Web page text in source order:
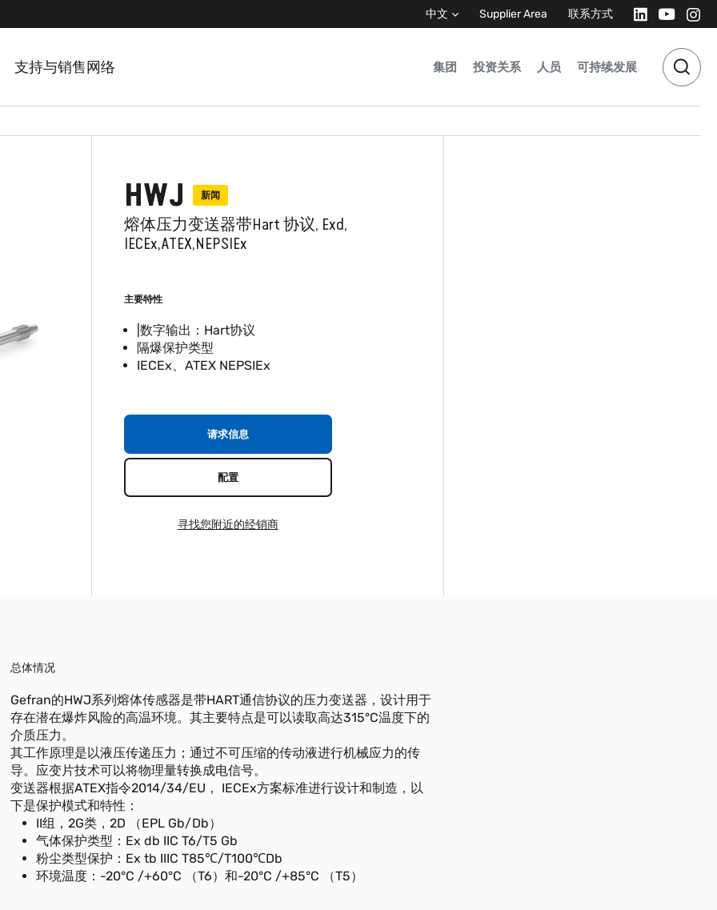
中文 Supplier Area 联系方式
支持与销售网络 集团 投资关系 人员 可持续发展
HWJ 新闻
熔体压力变送器带Hart 协议, Exd,
IECEx,ATEX,NEPSIEx
主要特性
|数字输出：Hart协议
隔爆保护类型
IECEx、ATEX NEPSIEx
请求信息
配置
寻找您附近的经销商
总体情况
Gefran的HWJ系列熔体传感器是带HART通信协议的压力变送器，设计用于
存在潜在爆炸风险的高温环境。其主要特点是可以读取高达315°C温度下的
介质压力。
其工作原理是以液压传递压力；通过不可压缩的传动液进行机械应力的传
导。应变片技术可以将物理量转换成电信号。
变送器根据ATEX指令2014/34/EU， IECEx方案标准进行设计和制造，以
下是保护模式和特性：
II组，2G类，2D （EPL Gb/Db）
气体保护类型：Ex db IIC T6/T5 Gb
粉尘类型保护：Ex tb IIIC T85℃/T100℃Db
环境温度：-20°C /+60°C （T6）和-20°C /+85°C （T5）